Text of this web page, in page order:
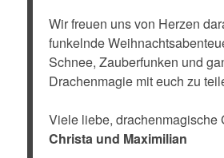
Wir freuen uns von Herzen
funkelnde
Schnee, Zauberfunken und
Drachenmagie mit euch zu
Viele liebe, drachenmagische
Christa und Maximilian